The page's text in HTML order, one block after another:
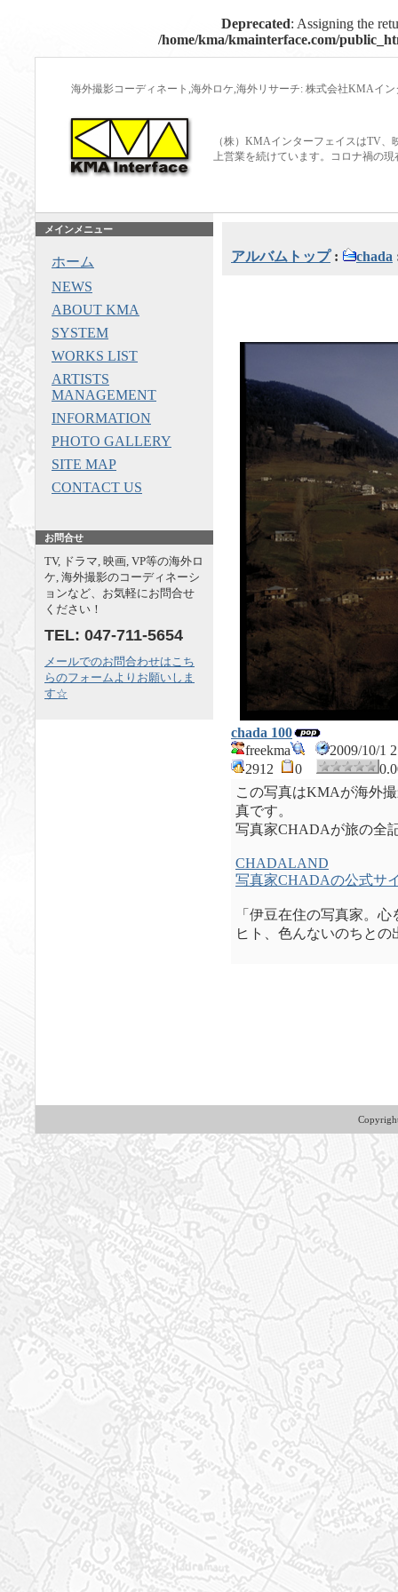
Deprecated: Assigning the
/home/kma/kmainterface.com/
海外撮影コーディネート,海外ロケ,海外リサーチ: 株式会社KMAイ
（株）KMAインターフェイスはTV
上営業を続けています。コロナ禍の
アルバムトップ: chada
chada 100
freekma
2009/10/
2912
0
この写真はKMAが海外
真です。
写真家CHADAが旅の全
CHADALAND
写真家CHADAの公式サ
「伊豆在住の写真家。
ヒト、色んないのちと
メインメニュー
ホーム
NEWS
ABOUT KMA
SYSTEM
WORKS LIST
ARTISTS
MANAGEMENT
INFORMATION
PHOTO GALLERY
SITE MAP
CONTACT US
お問合せ
TV, ドラマ, 映画, VP等の海外ロ
ケ, 海外撮影のコーディネーシ
ョンなど、お気軽にお問合せ
ください！
TEL: 047-711-5654
メールでのお問合わせはこち
らのフォームよりお願いしま
す☆